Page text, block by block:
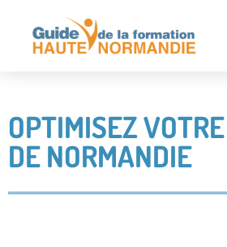
OPTIMISEZ
DE NORMANDIE